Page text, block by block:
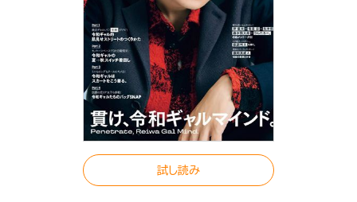
試し読み